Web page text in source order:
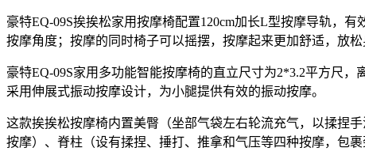
豪特EQ-09S挨挨松家用按摩椅配置120cm加长L型按摩导轨，
按摩角度；按摩的同时椅子可以摇摆，按摩起来更加舒适，放松
豪特EQ-09S家用多功能智能按摩椅的直立尺寸为2*3.2平方尺
采用伸展式振动按摩设计，为小腿提供有效的振动按摩。
这款挨挨松按摩椅内置美臀（坐部气袋左右轮流充气，以揉捏
按摩）、脊柱（设有揉捏、捶打、推拿和气压等四种按摩，包